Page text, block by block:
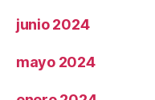
junio 2024
mayo 2024